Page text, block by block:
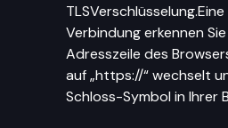
Verbindung erkennen
Adresszeile des
auf „https://“ wechselt
Schloss-Symbol in Ihrer